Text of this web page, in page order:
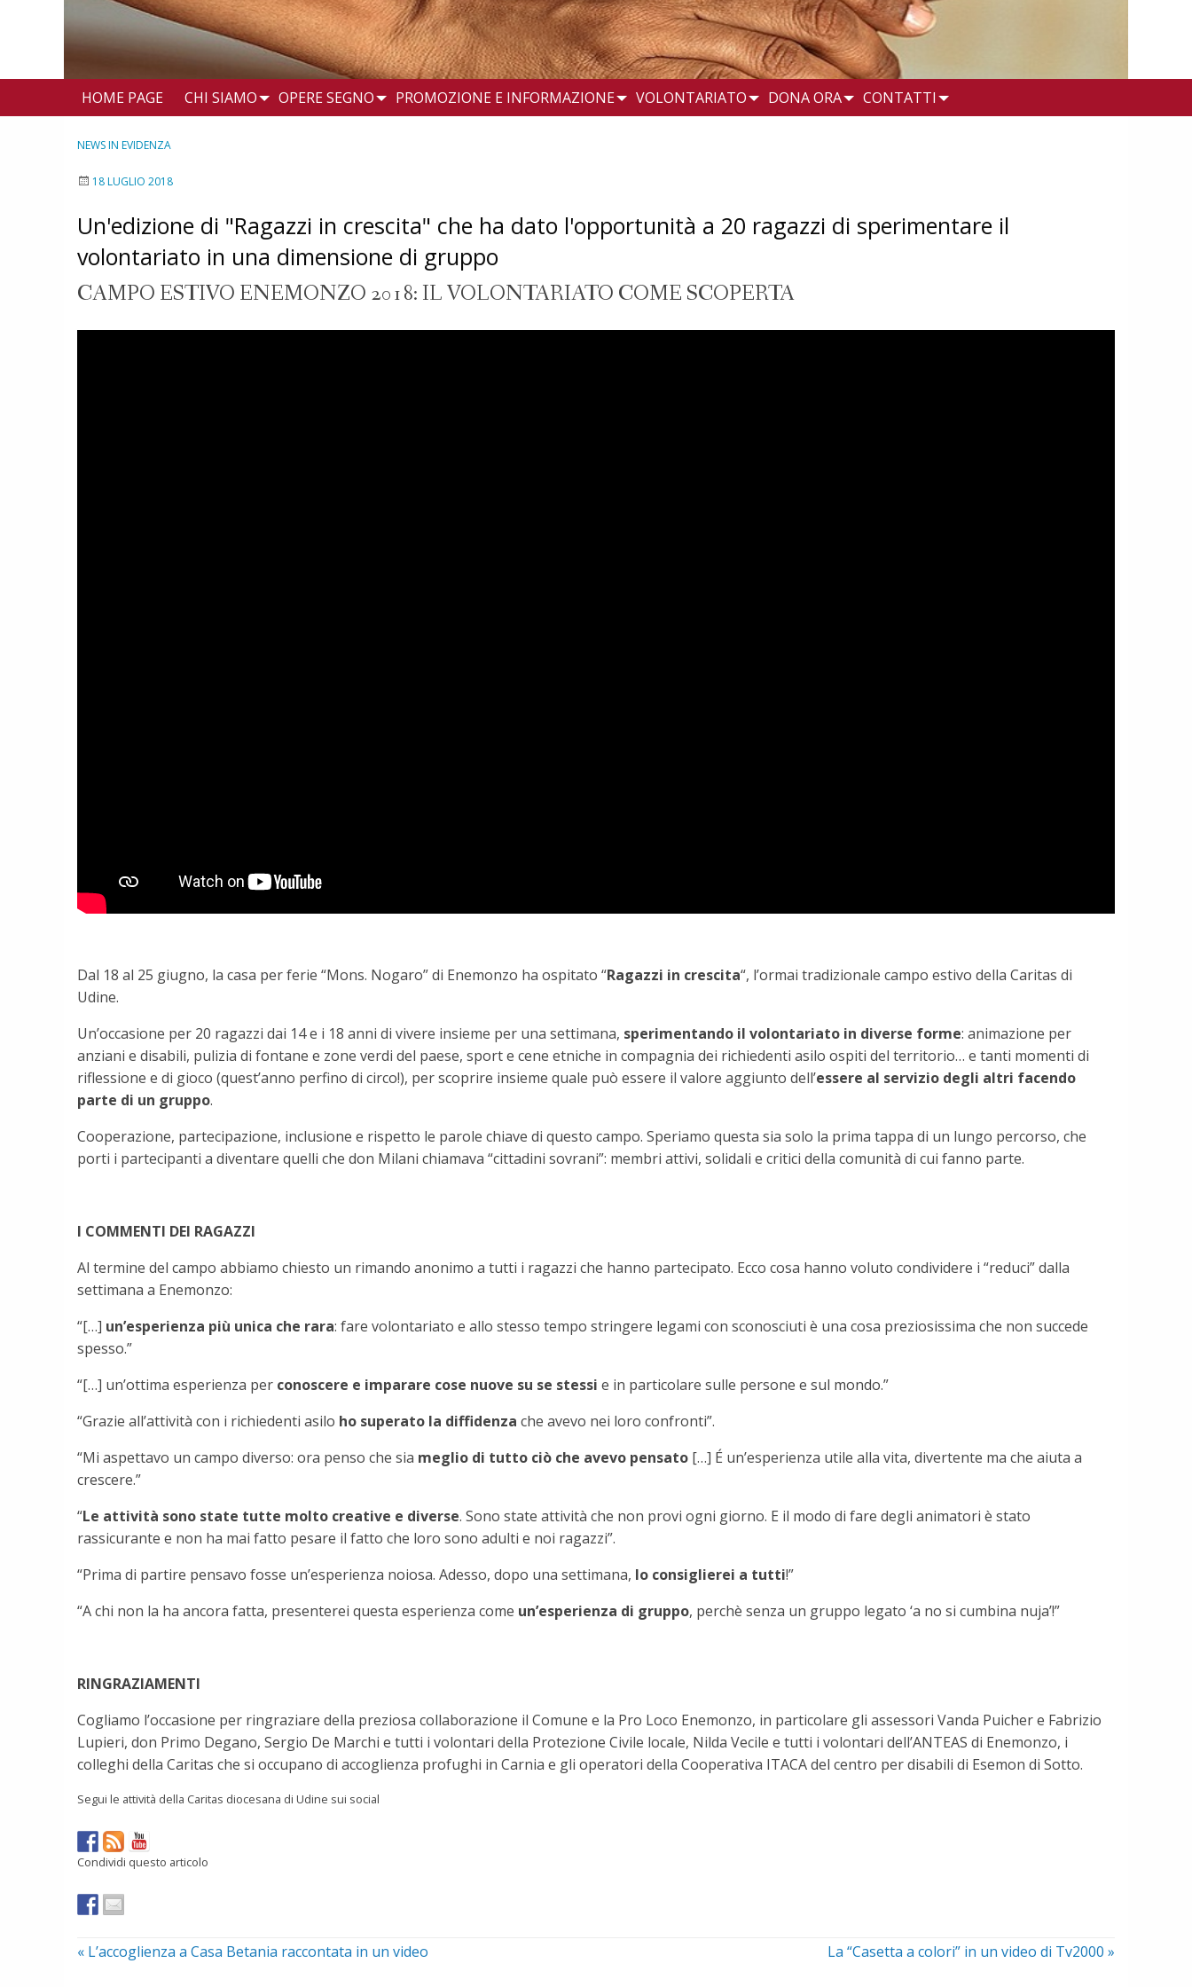
HOME PAGE CHI SIAMO OPERE SEGNO PROMOZIONE E INFORMAZIONE VOLONTARIATO DONA ORA CONTATTI
NEWS IN EVIDENZA
18 LUGLIO 2018
Un'edizione di "Ragazzi in crescita" che ha dato l'opportunità a 20 ragazzi di sperimentare il
volontariato in una dimensione di gruppo
CAMPO ESTIVO ENEMONZO 2018: IL VOLONTARIATO COME SCOPERTA
Dal 18 al 25 giugno, la casa per ferie “Mons. Nogaro” di Enemonzo ha ospitato “Ragazzi in crescita“, l’ormai tradizionale campo estivo della Caritas di
Udine.
Un’occasione per 20 ragazzi dai 14 e i 18 anni di vivere insieme per una settimana, sperimentando il volontariato in diverse forme: animazione per
anziani e disabili, pulizia di fontane e zone verdi del paese, sport e cene etniche in compagnia dei richiedenti asilo ospiti del territorio… e tanti momenti di
riflessione e di gioco (quest’anno perfino di circo!), per scoprire insieme quale può essere il valore aggiunto dell’essere al servizio degli altri facendo
parte di un gruppo.
Cooperazione, partecipazione, inclusione e rispetto le parole chiave di questo campo. Speriamo questa sia solo la prima tappa di un lungo percorso, che
porti i partecipanti a diventare quelli che don Milani chiamava “cittadini sovrani”: membri attivi, solidali e critici della comunità di cui fanno parte.
I COMMENTI DEI RAGAZZI
Al termine del campo abbiamo chiesto un rimando anonimo a tutti i ragazzi che hanno partecipato. Ecco cosa hanno voluto condividere i “reduci” dalla
settimana a Enemonzo:
“[…] un’esperienza più unica che rara: fare volontariato e allo stesso tempo stringere legami con sconosciuti è una cosa preziosissima che non succede
spesso.”
“[…] un’ottima esperienza per conoscere e imparare cose nuove su se stessi e in particolare sulle persone e sul mondo.”
“Grazie all’attività con i richiedenti asilo ho superato la diffidenza che avevo nei loro confronti”.
“Mi aspettavo un campo diverso: ora penso che sia meglio di tutto ciò che avevo pensato […] É un’esperienza utile alla vita, divertente ma che aiuta a
crescere.”
“Le attività sono state tutte molto creative e diverse. Sono state attività che non provi ogni giorno. E il modo di fare degli animatori è stato
rassicurante e non ha mai fatto pesare il fatto che loro sono adulti e noi ragazzi”.
“Prima di partire pensavo fosse un’esperienza noiosa. Adesso, dopo una settimana, lo consiglierei a tutti!”
“A chi non la ha ancora fatta, presenterei questa esperienza come un’esperienza di gruppo, perchè senza un gruppo legato ‘a no si cumbina nuja’!”
RINGRAZIAMENTI
Cogliamo l’occasione per ringraziare della preziosa collaborazione il Comune e la Pro Loco Enemonzo, in particolare gli assessori Vanda Puicher e Fabrizio
Lupieri, don Primo Degano, Sergio De Marchi e tutti i volontari della Protezione Civile locale, Nilda Vecile e tutti i volontari dell’ANTEAS di Enemonzo, i
colleghi della Caritas che si occupano di accoglienza profughi in Carnia e gli operatori della Cooperativa ITACA del centro per disabili di Esemon di Sotto.
Segui le attività della Caritas diocesana di Udine sui social
Condividi questo articolo
« L’accoglienza a Casa Betania raccontata in un video La “Casetta a colori” in un video di Tv2000 »